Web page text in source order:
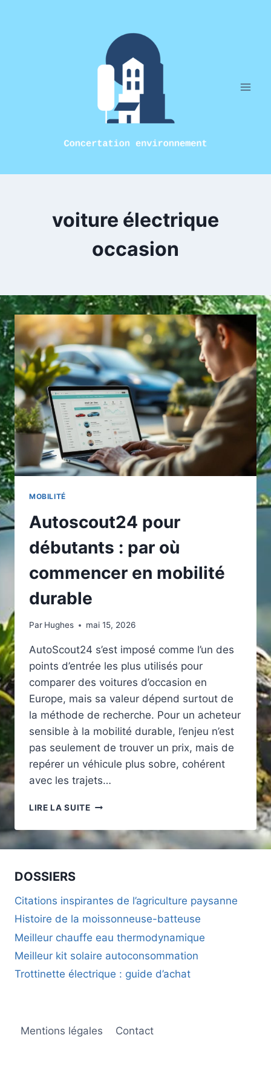
voiture électrique
occasion
MOBILITÉ
Autoscout24 pour
débutants : par où
commencer en mobilité
durable
Par Hughes mai 15, 2026
AutoScout24 s’est imposé comme l’un des
points d’entrée les plus utilisés pour
comparer des voitures d’occasion en
Europe, mais sa valeur dépend surtout de
la méthode de recherche. Pour un acheteur
sensible à la mobilité durable, l’enjeu n’est
pas seulement de trouver un prix, mais de
repérer un véhicule plus sobre, cohérent
avec les trajets…
LIRE LA SUITEAUTOSCOUT24
DÉBUTANTS
:
MOBILITÉ
DURABLE
DOSSIERS
Citations inspirantes de l’agriculture paysanne
Histoire de la moissonneuse-batteuse
Meilleur chauffe eau thermodynamique
Meilleur kit solaire autoconsommation
Trottinette électrique : guide d’achat
Mentions légales Contact